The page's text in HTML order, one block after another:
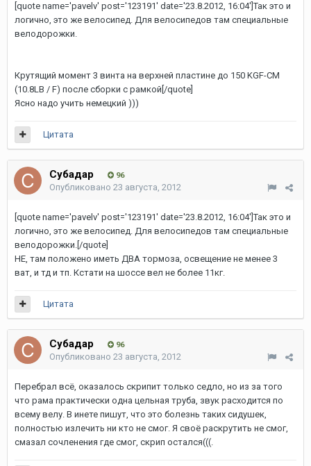
[quote name='pavelv' post='123191' date='23.8.2012, 16:04']Так это и
логично, это же велосипед. Для велосипедов там специальные
велодорожки.
Крутящий момент 3 винта на верхней пластине до 150 KGF-CM
(10.8LB / F) после сборки с рамкой[/quote]
Ясно надо учить немецкий )))
Цитата
Субадаp 96
Опубликовано 23 августа, 2012
[quote name='pavelv' post='123191' date='23.8.2012, 16:04']Так это и
логично, это же велосипед. Для велосипедов там специальные
велодорожки.[/quote]
НЕ, там положено иметь ДВА тормоза, освещение не менее 3
ват, и тд и тп. Кстати на шоссе вел не более 11кг.
Цитата
Субадаp 96
Опубликовано 23 августа, 2012
Перебрал всё, оказалось скрипит только седло, но из за того
что рама практически одна цельная труба, звук расходится по
всему велу. В инете пишут, что это болезнь таких сидушек,
полностью излечить ни кто не смог. Я своё раскрутить не смог,
смазал сочленения где смог, скрип остался(((.